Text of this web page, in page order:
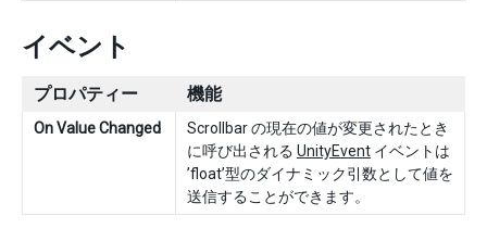
イベント
プロパティー 機能
On Value Changed
Scrollbar の現在の値が変更されたとき
に呼び出される UnityEvent イベントは
’float’型のダイナミック引数として値を
送信することができます。